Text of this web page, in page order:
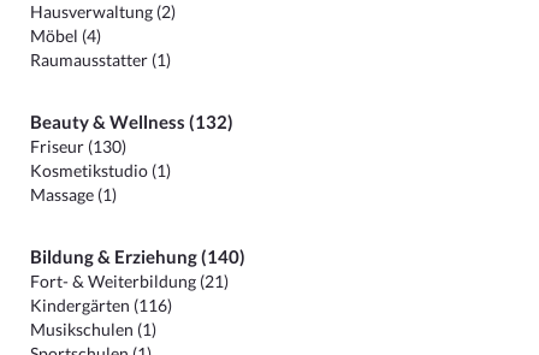
Hausverwaltung (2)
Möbel (4)
Raumausstatter (1)
Beauty & Wellness (132)
Friseur (130)
Kosmetikstudio (1)
Massage (1)
Bildung & Erziehung (140)
Fort- & Weiterbildung (21)
Kindergärten (116)
Musikschulen (1)